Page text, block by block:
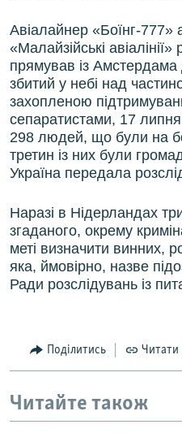
Авіалайнер «Боїнг-777»
«Малайзійські
прямував із
збитий у небі над
захопленою
сепаратистами, 17
298 людей, що були на
третин із них були
Україна передала
Наразі в Нідерландах
згаданого, окрему
меті визначити винних,
яка, ймовірно, назве
Ради розслідувань із
Поділитись Читати
Читайте також